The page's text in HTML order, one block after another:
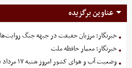
عناوین برگزیده
خبرنگار؛ مرزبان حقیقت در جبهه جنگ روایت‌ها
خبرنگار؛ معمار حافظه ملت
وضعیت آب و هوای کشور امروز شنبه ۱۷ مرداد ۱۴۰۵